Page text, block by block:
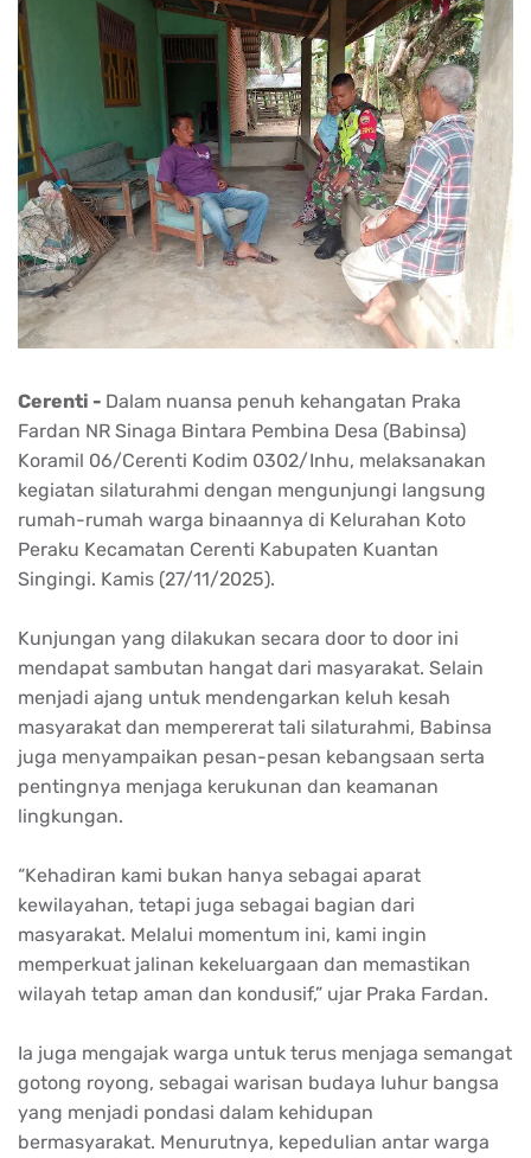
Cerenti - Dalam nuansa penuh kehangatan Praka
Fardan NR Sinaga Bintara Pembina Desa (Babinsa)
Koramil 06/Cerenti Kodim 0302/Inhu, melaksanakan
kegiatan silaturahmi dengan mengunjungi langsung
rumah-rumah warga binaannya di Kelurahan Koto
Peraku Kecamatan Cerenti Kabupaten Kuantan
Singingi. Kamis (27/11/2025).
Kunjungan yang dilakukan secara door to door ini
mendapat sambutan hangat dari masyarakat. Selain
menjadi ajang untuk mendengarkan keluh kesah
masyarakat dan mempererat tali silaturahmi, Babinsa
juga menyampaikan pesan-pesan kebangsaan serta
pentingnya menjaga kerukunan dan keamanan
lingkungan.
“Kehadiran kami bukan hanya sebagai aparat
kewilayahan, tetapi juga sebagai bagian dari
masyarakat. Melalui momentum ini, kami ingin
memperkuat jalinan kekeluargaan dan memastikan
wilayah tetap aman dan kondusif,” ujar Praka Fardan.
Ia juga mengajak warga untuk terus menjaga semangat
gotong royong, sebagai warisan budaya luhur bangsa
yang menjadi pondasi dalam kehidupan
bermasyarakat. Menurutnya, kepedulian antar warga